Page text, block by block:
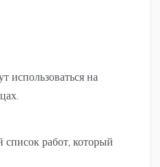
использоваться на
работ, который